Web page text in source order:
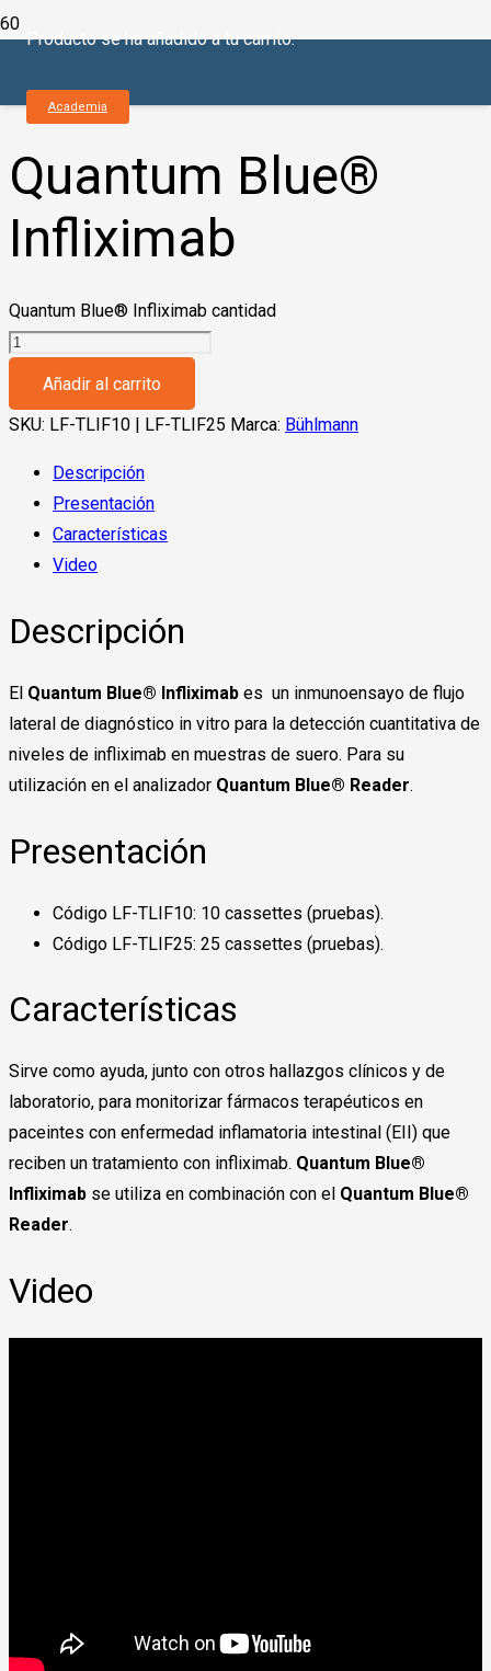
Productose ha añadido a tu carrito.
Academia
Terapéuticas/Reactivos
Quantum Blue®
Infliximab
Quantum Blue® Infliximab cantidad
Añadir al carrito
SKU: LF-TLIF10 | LF-TLIF25 Marca: Bühlmann
Descripción
Presentación
Características
Video
Descripción
El Quantum Blue® Infliximab es un inmunoensayo de flujo
lateral de diagnóstico in vitro para la detección cuantitativa de
niveles de infliximab en muestras de suero. Para su
utilización en el analizador Quantum Blue® Reader.
Presentación
Código LF-TLIF10: 10 cassettes (pruebas).
Código LF-TLIF25: 25 cassettes (pruebas).
Características
Sirve como ayuda, junto con otros hallazgos clínicos y de
laboratorio, para monitorizar fármacos terapéuticos en
paceintes con enfermedad inflamatoria intestinal (EII) que
reciben un tratamiento con infliximab. Quantum Blue®
Infliximab se utiliza en combinación con el Quantum Blue®
Reader.
Video